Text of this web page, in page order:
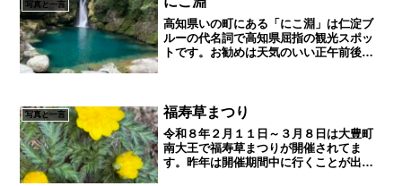
写真と一言
高知県いの町にある「にこ淵」は仁淀ブ
ルーの代名詞で高知県屈指の観光スポッ
トです。お勧めは天気のいい正午前後で
てください。水晶淵高知県...
写真と一言 福寿草まつり
令和８年２月１１日～３月８日は大豊町
南大王で福寿草まつりが開催されてま
す。昨年は開催期間中に行くことが出来